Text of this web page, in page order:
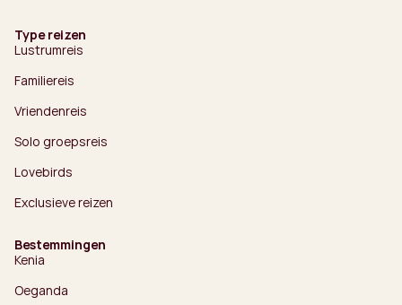
Type reizen
Lustrumreis
Familiereis
Vriendenreis
Solo groepsreis
Lovebirds
Exclusieve reizen
Bestemmingen
Kenia
Oeganda